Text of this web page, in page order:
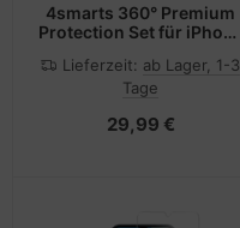
4smarts 360° Premium
Protection Set für iPhone
Lieferzeit: ab Lager, 1-3
Tage
29,99 €